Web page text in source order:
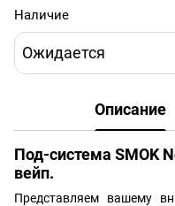
Наличие
Ожидается
Описание
Под-система SMOK
вейп.
Представляем вашему